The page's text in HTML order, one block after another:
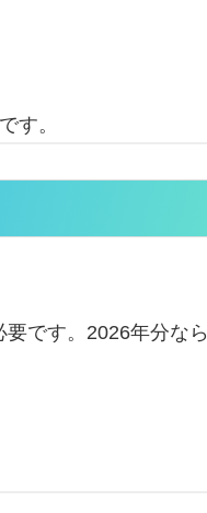
す。
です。2026年分なら